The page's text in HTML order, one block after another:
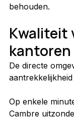
behouden.
Kwaliteit
kantoren
De directe
Op enkele
Cambre